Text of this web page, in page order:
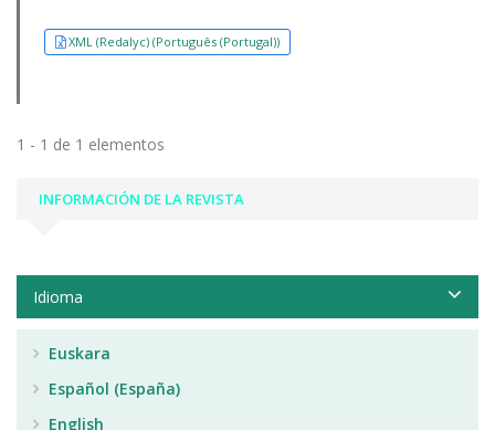
XML (Redalyc) (Português (Portugal))
1 - 1 de 1 elementos
INFORMACIÓN DE LA REVISTA
Idioma
Euskara
Español (España)
English